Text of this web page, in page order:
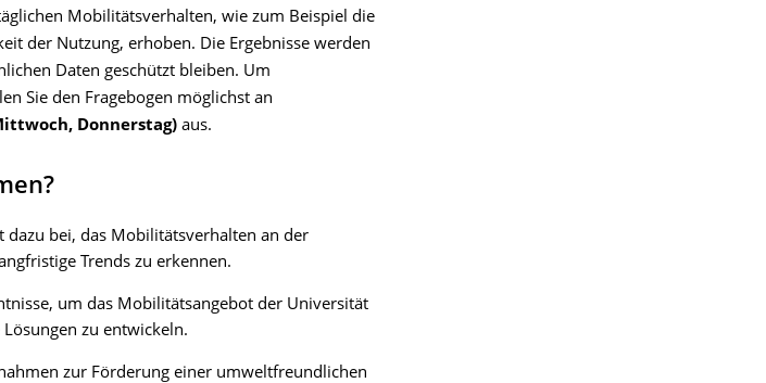
Mobilitätsverhalten, wie zum Beispiel die
der Nutzung, erhoben. Die Ergebnisse werden
Daten geschützt bleiben. Um
Sie den Fragebogen möglichst an
Donnerstag) aus.
dazu bei, das Mobilitätsverhalten an der
Trends zu erkennen.
um das Mobilitätsangebot der Universität
zu entwickeln.
zur Förderung einer umweltfreundlichen